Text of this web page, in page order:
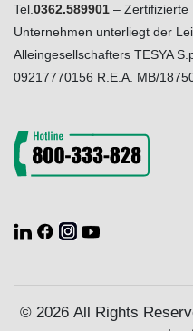
Tel.0362.589901 – Zertifizierte
Unternehmen unterliegt der
Alleingesellschafters TESYA
09217770156 R.E.A. MB/
© 2026 All Rights